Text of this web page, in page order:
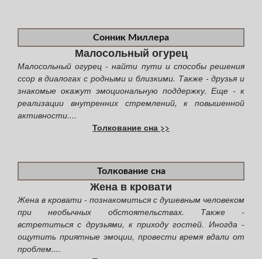
Сонник Миллера
Малосольный огурец
Малосольный огурец - найти пути и способы решения
ссор в диалогах с родными и близкими. Также - друзья и
знакомые окажут эмоциональную поддержку. Еще - к
реализации внутренних стремлений, к повышенной
активности....
Толкование сна >>
Толкование сна
Жена в кровати
Жена в кровати - познакомиться с душевным человеком
при необычных обстоятельствах. Также -
встретиться с друзьями, к приходу гостей. Иногда -
ощутить приятные эмоции, провести время вдали от
проблем....